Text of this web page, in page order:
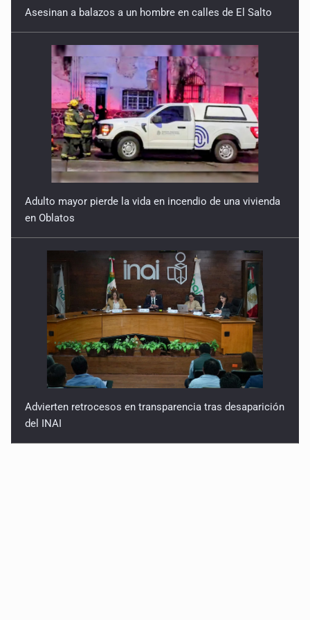
Asesinan a balazos a un hombre en calles de El Salto
Adulto mayor pierde la vida en incendio de una vivienda
en Oblatos
Advierten retrocesos en transparencia tras desaparición
del INAI